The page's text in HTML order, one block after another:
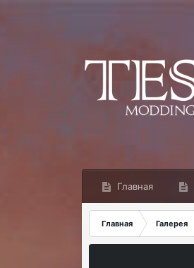
Главная
Главная Галерея